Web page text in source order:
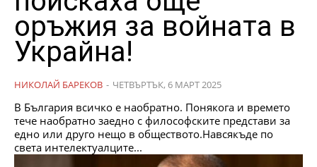
оръжия за войната в
Украйна!
НИКОЛАЙ БАРЕКОВ - ЧЕТВЪРТЪК, 6 МАРТ 2025
В България всичко е наобратно. Понякога и времето
тече наобратно заедно с философските представи за
едно или друго нещо в обществото.Навсякъде по
света интелектуалците...